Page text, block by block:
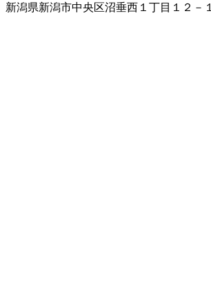
新潟県新潟市中央区沼垂西１丁目１２－